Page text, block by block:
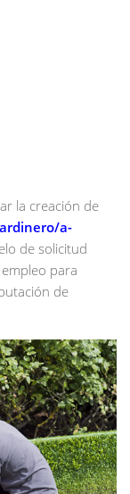
la creación de
a-
de solicitud
para
de